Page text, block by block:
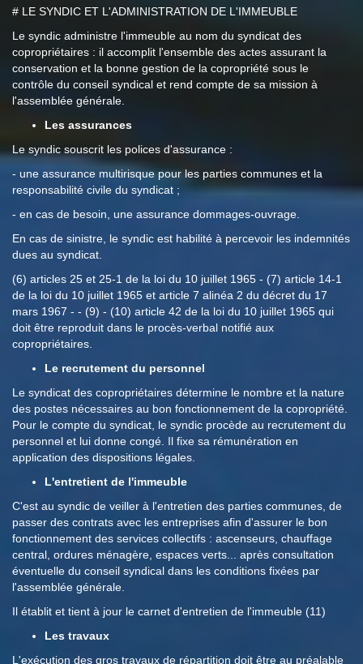
# LE SYNDIC ET L'ADMINISTRATION DE L'IMMEUBLE
Le syndic administre l'immeuble au nom du syndicat des
copropriétaires : il accomplit l'ensemble des actes assurant la
conservation et la bonne gestion de la copropriété sous le
contrôle du conseil syndical et rend compte de sa mission à
l'assemblée générale.
Les assurances
Le syndic souscrit les polices d'assurance :
- une assurance multirisque pour les parties communes et la
responsabilité civile du syndicat ;
- en cas de besoin, une assurance dommages-ouvrage.
En cas de sinistre, le syndic est habilité à percevoir les indemnités
dues au syndicat.
(6) articles 25 et 25-1 de la loi du 10 juillet 1965 - (7) article 14-1
de la loi du 10 juillet 1965 et article 7 alinéa 2 du décret du 17
mars 1967 - - (9) - (10) article 42 de la loi du 10 juillet 1965 qui
doit être reproduit dans le procès-verbal notifié aux
copropriétaires.
Le recrutement du personnel
Le syndicat des copropriétaires détermine le nombre et la nature
des postes nécessaires au bon fonctionnement de la copropriété.
Pour le compte du syndicat, le syndic procède au recrutement du
personnel et lui donne congé. Il fixe sa rémunération en
application des dispositions légales.
L'entretient de l'immeuble
C'est au syndic de veiller à l'entretien des parties communes, de
passer des contrats avec les entreprises afin d'assurer le bon
fonctionnement des services collectifs : ascenseurs, chauffage
central, ordures ménagère, espaces verts... après consultation
éventuelle du conseil syndical dans les conditions fixées par
l'assemblée générale.
Il établit et tient à jour le carnet d'entretien de l'immeuble (11)
Les travaux
L'exécution des gros travaux de répartition doit être au préalable